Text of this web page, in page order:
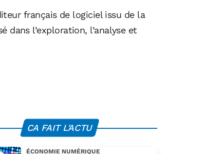
français de logiciel issu de la
dans l’exploration, l’analyse et
CA FAIT L'ACTU
ÉCONOMIE NUMÉRIQUE